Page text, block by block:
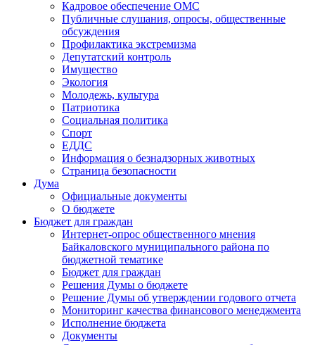
Кадровое обеспечение ОМС
Публичные слушания, опросы, общественные
обсуждения
Профилактика экстремизма
Депутатский контроль
Имущество
Экология
Молодежь, культура
Патриотика
Социальная политика
Спорт
ЕДДС
Информация о безнадзорных животных
Страница безопасности
Дума
Официальные документы
О бюджете
Бюджет для граждан
Интернет-опрос общественного мнения
Байкаловского муниципального района по
бюджетной тематике
Бюджет для граждан
Решения Думы о бюджете
Решение Думы об утверждении годового отчета
Мониторинг качества финансового менеджмента
Исполнение бюджета
Документы